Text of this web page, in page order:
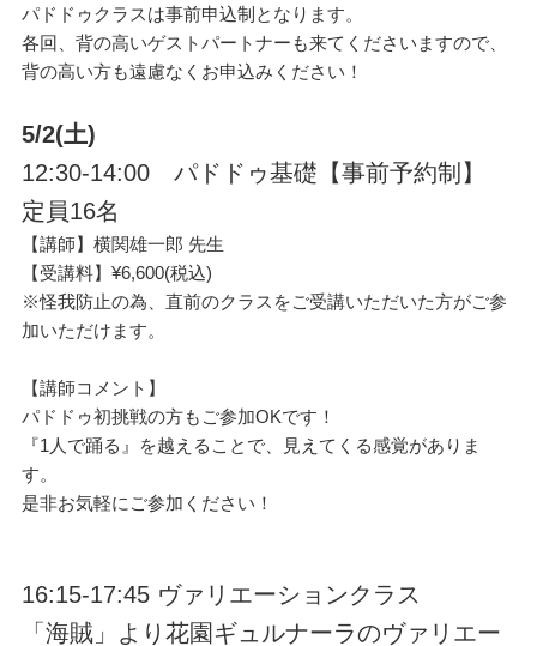
パドドゥクラスは事前申込制となります。
各回、背の高いゲストパートナーも来てくださいますので、
背の高い方も遠慮なくお申込みください！
5/2(土)
12:30-14:00 パドドゥ基礎【事前予約制】
定員16名
【講師】横関雄一郎 先生
【受講料】¥6,600(税込)
※怪我防止の為、直前のクラスをご受講いただいた方がご参
加いただけます。
【講師コメント】
パドドゥ初挑戦の方もご参加OKです！
『1人で踊る』を越えることで、見えてくる感覚がありま
す。
是非お気軽にご参加ください！
16:15-17:45 ヴァリエーションクラス
「海賊」より花園ギュルナーラのヴァリエー